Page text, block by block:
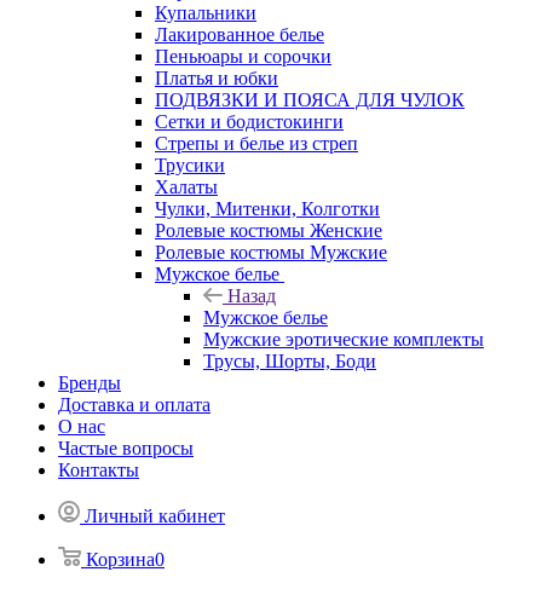
Купальники
Лакированное белье
Пеньюары и сорочки
Платья и юбки
ПОДВЯЗКИ И ПОЯСА ДЛЯ ЧУЛОК
Сетки и бодистокинги
Стрепы и белье из стреп
Трусики
Халаты
Чулки, Митенки, Колготки
Ролевые костюмы Женские
Ролевые костюмы Мужские
Мужское белье
Назад
Мужское белье
Мужские эротические комплекты
Трусы, Шорты, Боди
Бренды
Доставка и оплата
О нас
Частые вопросы
Контакты
Личный кабинет
Корзина0